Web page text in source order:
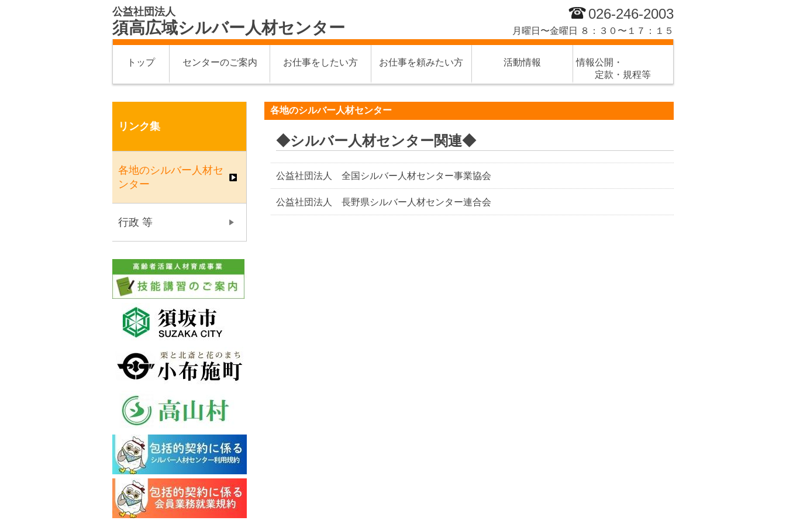
公益社団法人
須高広域シルバー人材センター
026-246-2003
月曜日〜金曜日 ８：３０〜１７：１５
トップ センターのご案内 お仕事をしたい方 お仕事を頼みたい方 活動情報
情報公開・
定款・規程等
各地のシルバー人材センター
◆シルバー人材センター関連◆
公益社団法人 全国シルバー人材センター事業協会
公益社団法人 長野県シルバー人材センター連合会
リンク集
各地のシルバー人材セ
ンター
行政 等